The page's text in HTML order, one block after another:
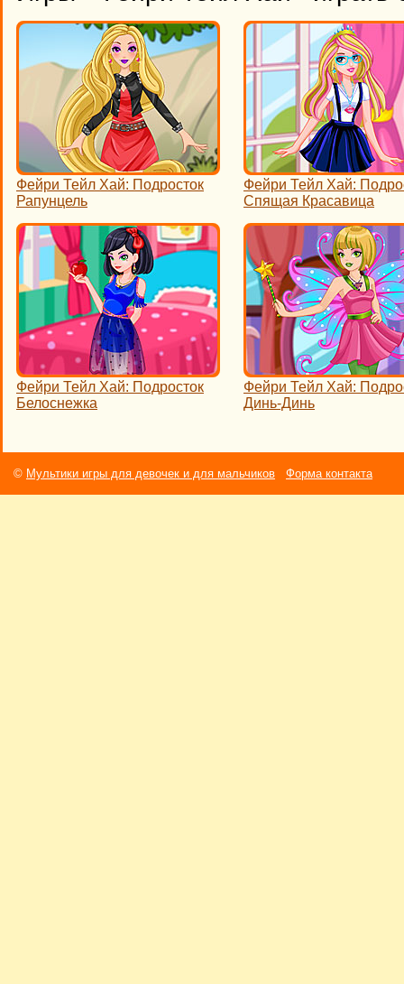
Фейри Тейл Хай: Подросток
Рапунцель
Фейри Тейл Хай:
Спящая Красавица
Фейри Тейл Хай: Подросток
Белоснежка
Фейри Тейл Хай:
Динь-Динь
© Мультики игры для девочек и для мальчиков Форма контакта